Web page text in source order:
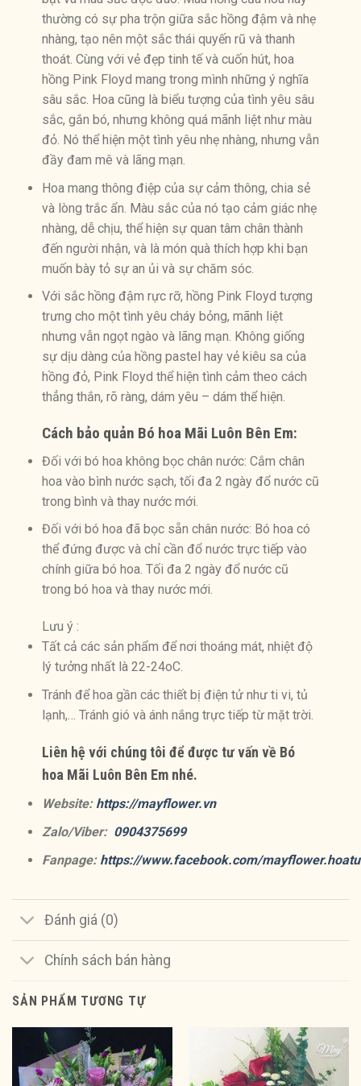
thường có sự pha trộn giữa sắc hồng đậm và nhẹ
nhàng, tạo nên một sắc thái quyến rũ và thanh
thoát. Cùng với vẻ đẹp tinh tế và cuốn hút, hoa
hồng Pink Floyd mang trong mình những ý nghĩa
sâu sắc. Hoa cũng là biểu tượng của tình yêu sâu
sắc, gắn bó, nhưng không quá mãnh liệt như màu
đỏ. Nó thể hiện một tình yêu nhẹ nhàng, nhưng vẫn
đầy đam mê và lãng mạn.
Hoa mang thông điệp của sự cảm thông, chia sẻ
và lòng trắc ẩn. Màu sắc của nó tạo cảm giác nhẹ
nhàng, dễ chịu, thể hiện sự quan tâm chân thành
đến người nhận, và là món quà thích hợp khi bạn
muốn bày tỏ sự an ủi và sự chăm sóc.
Với sắc hồng đậm rực rỡ, hồng Pink Floyd tượng
trưng cho một tình yêu cháy bỏng, mãnh liệt
nhưng vẫn ngọt ngào và lãng mạn. Không giống
sự dịu dàng của hồng pastel hay vẻ kiêu sa của
hồng đỏ, Pink Floyd thể hiện tình cảm theo cách
thẳng thắn, rõ ràng, dám yêu – dám thể hiện.
Cách bảo quản Bó hoa Mãi Luôn Bên Em:
Đối với bó hoa không bọc chân nước: Cắm chân
hoa vào bình nước sạch, tối đa 2 ngày đổ nước cũ
trong bình và thay nước mới.
Đối với bó hoa đã bọc sẵn chân nước: Bó hoa có
thể đứng được và chỉ cần đổ nước trực tiếp vào
chính giữa bó hoa. Tối đa 2 ngày đổ nước cũ
trong bó hoa và thay nước mới.
Lưu ý :
Tất cả các sản phẩm để nơi thoáng mát, nhiệt độ
lý tưởng nhất là 22-24oC.
Tránh để hoa gần các thiết bị điện tử như ti vi, tủ
lạnh,… Tránh gió và ánh nắng trực tiếp từ mặt trời.
Liên hệ với chúng tôi để được tư vấn về Bó
hoa Mãi Luôn Bên Em nhé.
Website: https://mayflower.vn
Zalo/Viber: 0904375699
Fanpage: https://www.facebook.com/
Đánh giá (0)
Chính sách bán hàng
SẢN PHẨM TƯƠNG TỰ